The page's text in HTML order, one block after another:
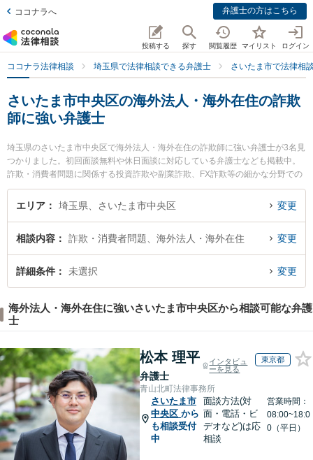
ココナラへ 弁護士の方はこちら
投稿する 探す 閲覧履歴 マイリスト ログイン
ココナラ法律相談 埼玉県で法律相談できる弁護士 さいたま市で法律相
さいたま市中央区の海外法人・海外在住の詐欺
師に強い弁護士
埼玉県のさいたま市中央区で海外法人・海外在住の詐欺師に強い弁護士が3名見
つかりました。初回面談無料や休日面談に対応している弁護士なども掲載中。
詐欺・消費者問題に関係する投資詐欺や副業詐欺、FX詐欺等の細かな分野での
絞り込み検索もでき便利です。特にSINTO法律事務所の鈴木 秀二弁護士やさい
たま新都心法律事務所の眞砂 一也弁護士、安里総合法律事務所の安里 国之助弁
を今すぐに弁護士に相談したい』『海外法人・海外在住の詐欺師のトラブル解
決の実績豊富な近くの弁護士を検索したい』『初回相談無料で海外法人・海外
在住の詐欺師を法律相談できるさいたま市中央区内の弁護士に相談予約した
エリア 埼玉県、さいたま市中央区 変更
相談内容 詐欺・消費者問題、海外法人・海外在住 変更
詳細条件 未選択 変更
海外法人・海外在住に強いさいたま市中央区から相談可能な弁護
士
松本 理平
弁護士
インタビュ
ーを見る
東京都
青山北町法律事務所
さいたま市
中央区 から
も相談受付
中
面談方法(対
面・電話・ビ
デオなど)は応
相談
営業時間：
08:00~18:0
0（平日）